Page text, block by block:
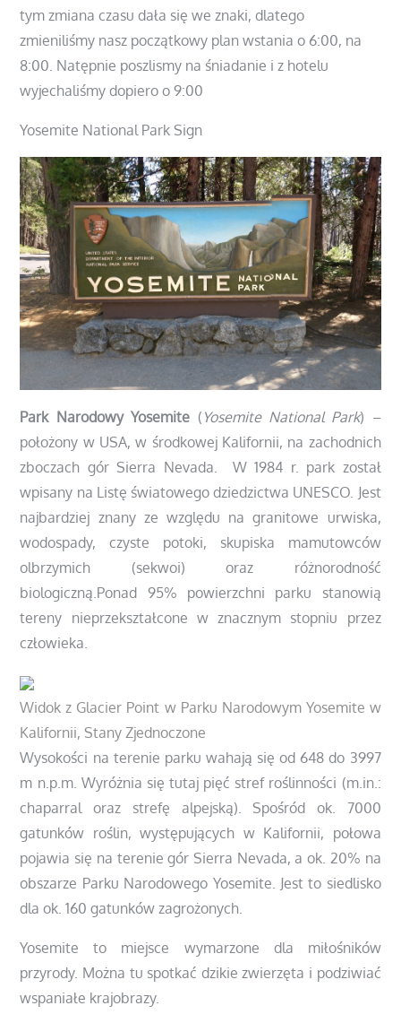
tym zmiana czasu dała się we znaki, dlatego
zmieniliśmy nasz początkowy plan wstania o 6:00, na
8:00. Natępnie poszlismy na śniadanie i z hotelu
wyjechaliśmy dopiero o 9:00
Yosemite National Park Sign
Park Narodowy Yosemite ( Yosemite National Park) –
położony w USA, w środkowej Kalifornii, na zachodnich
zboczach gór Sierra Nevada. W 1984 r. park został
wpisany na Listę światowego dziedzictwa UNESCO. Jest
najbardziej znany ze względu na granitowe urwiska,
wodospady, czyste potoki, skupiska mamutowców
olbrzymich (sekwoi) oraz różnorodność
biologiczną.Ponad 95% powierzchni parku stanowią
tereny nieprzekształcone w znacznym stopniu przez
człowieka.
Widok z Glacier Point w Parku Narodowym Yosemite w
Kalifornii, Stany Zjednoczone
Wysokości na terenie parku wahają się od 648 do 3997
m n.p.m. Wyróżnia się tutaj pięć stref roślinności (m.in.:
chaparral oraz strefę alpejską). Spośród ok. 7000
gatunków roślin, występujących w Kalifornii, połowa
pojawia się na terenie gór Sierra Nevada, a ok. 20% na
obszarze Parku Narodowego Yosemite. Jest to siedlisko
dla ok. 160 gatunków zagrożonych.
Yosemite to miejsce wymarzone dla miłośników
przyrody. Można tu spotkać dzikie zwierzęta i podziwiać
wspaniałe krajobrazy.